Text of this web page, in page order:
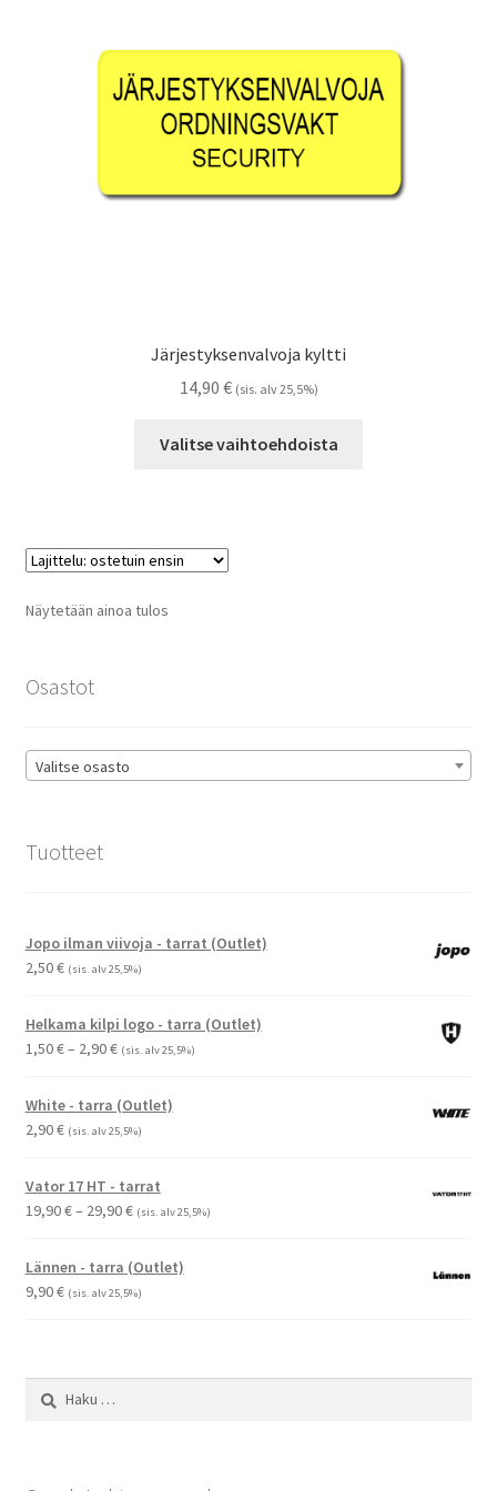
Silityskuvioiden kiinnitysohjeet
Tarrojen kiinnitysohjeet
Teollisuus & Kiinteistö
Järjestyksenvalvoja kyltti
14,90 € (sis. alv 25,5%)
Valitse vaihtoehdoista
Näytetään ainoa tulos
Osastot
Valitse osasto
Tuotteet
Jopo ilman viivoja - tarrat (Outlet)
2,50€ (sis. alv 25,5%)
Helkama kilpi logo - tarra (Outlet)
1,50€– 2,90€Hintaluokka:
-
2,90 €
(sis. alv 25,5%)
White - tarra (Outlet)
2,90€ (sis. alv 25,5%)
Vator 17 HT - tarrat
19,90€– 29,90€Hintaluokka:
-
29,90 €
(sis. alv 25,5%)
Lännen - tarra (Outlet)
9,90€ (sis. alv 25,5%)